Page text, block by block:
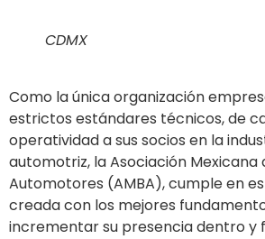
CDMX
Como la única organización
estrictos estándares técnicos, de
operatividad a sus socios en la
automotriz, la Asociación Mexicana
Automotores (AMBA), cumple en
creada con los mejores
incrementar su presencia dentro y